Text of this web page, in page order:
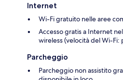
Internet
Wi-Fi gratuito nelle aree
Accesso gratis a Internet
wireless (velocità del Wi-Fi:
Parcheggio
Parcheggio non assistito